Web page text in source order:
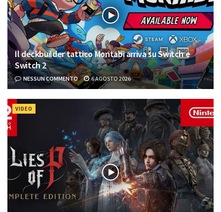
Il deckbuilder tattico Montabi arriva su Switch e
Switch 2
NESSUN COMMENTO 6 AGOSTO 2026
VIDEO